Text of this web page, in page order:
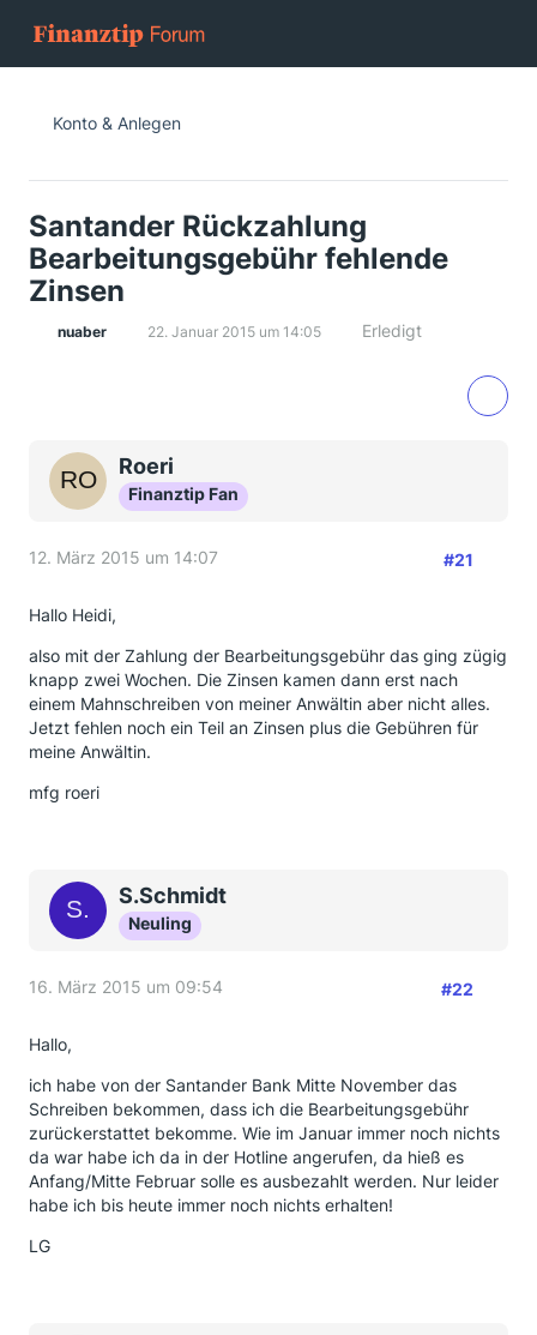
Konto & Anlegen
Santander Rückzahlung
Bearbeitungsgebühr fehlende
Zinsen
nuaber 22. Januar 2015 um 14:05 Erledigt
Roeri
Finanztip Fan
12. März 2015 um 14:07 #21
Hallo Heidi,
also mit der Zahlung der Bearbeitungsgebühr das ging zügig
knapp zwei Wochen. Die Zinsen kamen dann erst nach
einem Mahnschreiben von meiner Anwältin aber nicht alles.
Jetzt fehlen noch ein Teil an Zinsen plus die Gebühren für
meine Anwältin.
mfg roeri
S.Schmidt
Neuling
16. März 2015 um 09:54 #22
Hallo,
ich habe von der Santander Bank Mitte November das
Schreiben bekommen, dass ich die Bearbeitungsgebühr
zurückerstattet bekomme. Wie im Januar immer noch nichts
da war habe ich da in der Hotline angerufen, da hieß es
Anfang/Mitte Februar solle es ausbezahlt werden. Nur leider
habe ich bis heute immer noch nichts erhalten!
LG